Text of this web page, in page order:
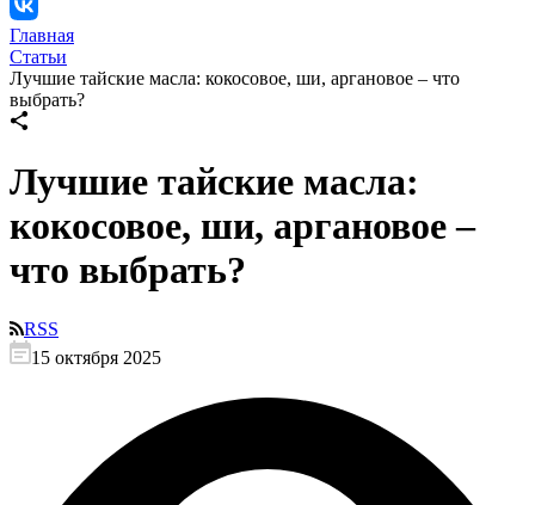
Главная
Статьи
Лучшие тайские масла: кокосовое, ши, аргановое – что
выбрать?
Лучшие тайские масла:
кокосовое, ши, аргановое –
что выбрать?
RSS
15 октября 2025